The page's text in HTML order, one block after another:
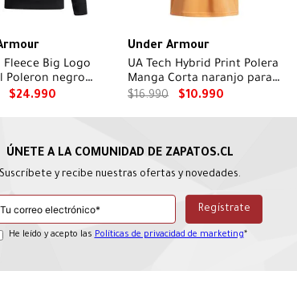
Fleece Big Logo
Poleron negro
$24.990
Under Armour
UA Tech Hybrid Print Polera
Manga Corta naranjo para
niño
$16.990 $10.990
Suscríbete y recibe nuestras ofertas y novedades.
He leído y acepto las Políticas de privacidad de marketing*